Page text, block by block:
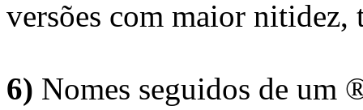
versões com maior nitidez,
6) Nomes seguidos de um